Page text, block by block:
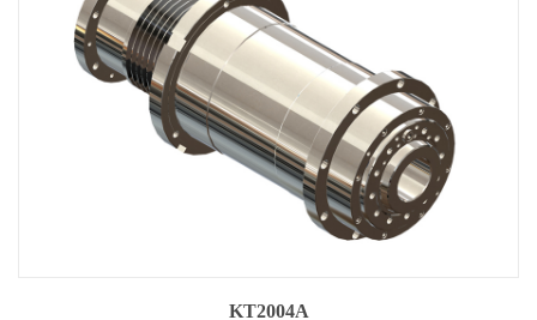
KT2004A